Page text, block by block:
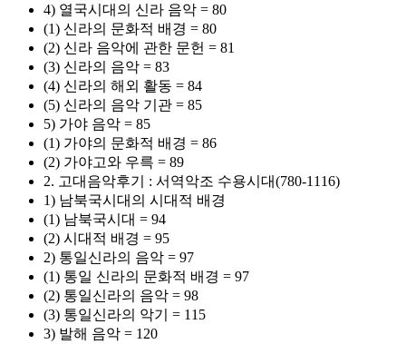
4) 열국시대의 신라 음악 = 80
(1) 신라의 문화적 배경 = 80
(2) 신라 음악에 관한 문헌 = 81
(3) 신라의 음악 = 83
(4) 신라의 해외 활동 = 84
(5) 신라의 음악 기관 = 85
5) 가야 음악 = 85
(1) 가야의 문화적 배경 = 86
(2) 가야고와 우륵 = 89
2. 고대음악후기 : 서역악조 수용시대(780-1116)
1) 남북국시대의 시대적 배경
(1) 남북국시대 = 94
(2) 시대적 배경 = 95
2) 통일신라의 음악 = 97
(1) 통일 신라의 문화적 배경 = 97
(2) 통일신라의 음악 = 98
(3) 통일신라의 악기 = 115
3) 발해 음악 = 120